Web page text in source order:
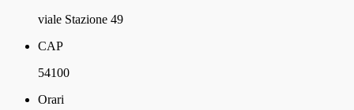
viale Stazione 49
CAP
54100
Orari